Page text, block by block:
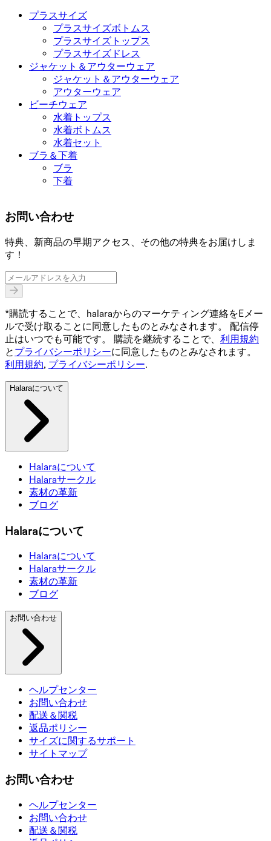
プラスサイズ
プラスサイズボトムス
プラスサイズトップス
プラスサイズドレス
ジャケット＆アウターウェア
ジャケット＆アウターウェア
アウターウェア
ビーチウェア
水着トップス
水着ボトムス
水着セット
ブラ＆下着
ブラ
下着
お問い合わせ
特典、新商品の早期アクセス、その他の特典をお届けしま
す！
*購読することで、halaraからのマーケティング連絡をEメー
ルで受け取ることに同意したものとみなされます。 配信停
止はいつでも可能です。 購読を継続することで、 利用規約
と プライバシーポリシーに同意したものとみなされます。
利用規約, プライバシーポリシー.
Halaraについて
Halaraについて
Halaraサークル
素材の革新
ブログ
Halaraについて
Halaraについて
Halaraサークル
素材の革新
ブログ
お問い合わせ
ヘルプセンター
お問い合わせ
配送＆関税
返品ポリシー
サイズに関するサポート
サイトマップ
お問い合わせ
ヘルプセンター
お問い合わせ
配送＆関税